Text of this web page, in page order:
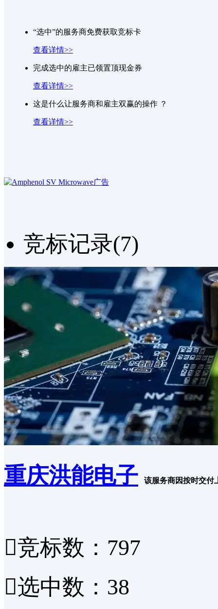
1765268682Ffhv被STM32G431C嵌入式软件外包
zjutchenyang
“选中”的服务商免费获取竞标卡
查看详情>>
完成选中的雇主已领置顶现金券
查看详情>>
这是什么让服务商和雇主双赢的操作 ？
查看详情>>
竞标记录(7)
重庆洪能电子 该服务商因按时交付
竞标数：797
选中数：38